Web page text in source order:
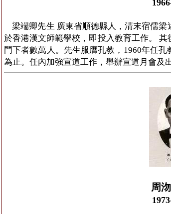
梁端卿先生 廣東省順德縣人，清末宿儒梁
於香港漢文師範學校，即投入教育工作。
門下者數萬人。先生服膺孔教，1960年任
為止。任內加強宣道工作，舉辦宣道月會及
周